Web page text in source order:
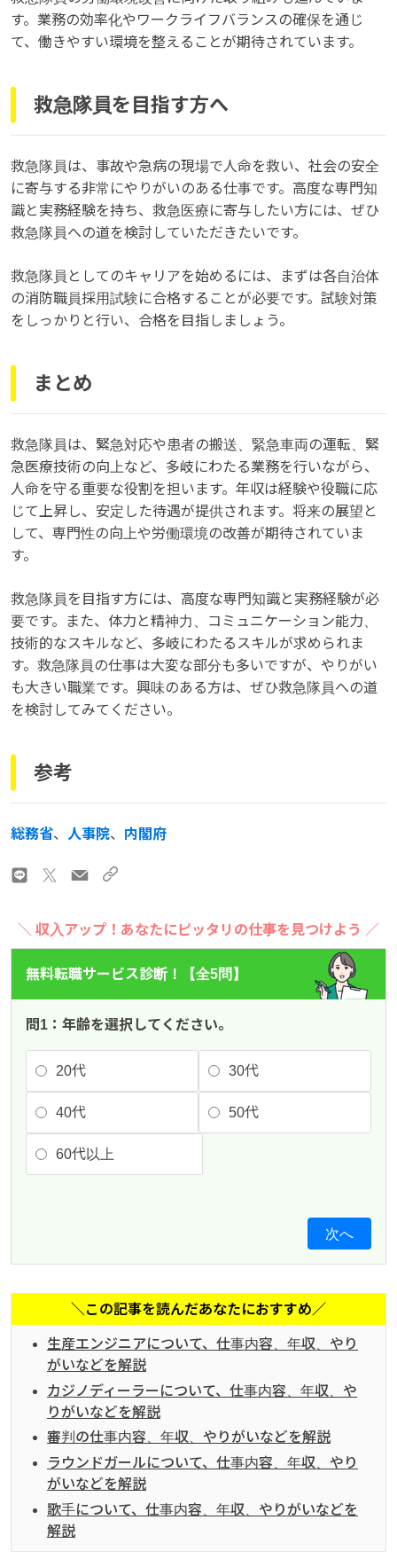
す。業務の効率化やワークライフバランスの確保を通じ
て、働きやすい環境を整えることが期待されています。
救急隊員を目指す方へ
救急隊員は、事故や急病の現場で人命を救い、社会の安全
に寄与する非常にやりがいのある仕事です。高度な専門知
識と実務経験を持ち、救急医療に寄与したい方には、ぜひ
救急隊員への道を検討していただきたいです。
救急隊員としてのキャリアを始めるには、まずは各自治体
の消防職員採用試験に合格することが必要です。試験対策
をしっかりと行い、合格を目指しましょう。
まとめ
救急隊員は、緊急対応や患者の搬送、緊急車両の運転、緊
急医療技術の向上など、多岐にわたる業務を行いながら、
人命を守る重要な役割を担います。年収は経験や役職に応
じて上昇し、安定した待遇が提供されます。将来の展望と
して、専門性の向上や労働環境の改善が期待されていま
す。
救急隊員を目指す方には、高度な専門知識と実務経験が必
要です。また、体力と精神力、コミュニケーション能力、
技術的なスキルなど、多岐にわたるスキルが求められま
す。救急隊員の仕事は大変な部分も多いですが、やりがい
も大きい職業です。興味のある方は、ぜひ救急隊員への道
を検討してみてください。
参考
総務省、 人事院、 内閣府
＼ 収入アップ！あなたにピッタリの仕事を見つけよう ／
無料転職サービス診断！【全5問】
問1：年齢を選択してください。
20代 30代
40代 50代
60代以上
次へ
＼この記事を読んだあなたにおすすめ／
生産エンジニアについて、仕事内容、年収、やり
がいなどを解説
カジノディーラーについて、仕事内容、年収、や
りがいなどを解説
審判の仕事内容、年収、やりがいなどを解説
ラウンドガールについて、仕事内容、年収、やり
がいなどを解説
歌手について、仕事内容、年収、やりがいなどを
解説